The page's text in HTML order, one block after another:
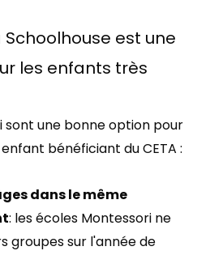
est une
les enfants très
sont une bonne option pour
bénéficiant du CETA :
dans le même
: les écoles Montessori ne
groupes sur l'année de